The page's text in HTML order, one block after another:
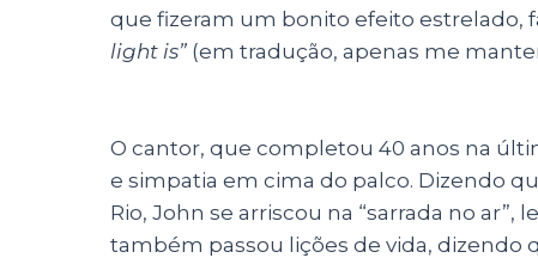
que fizeram um bonito efeito estrelado,
light is” (em tradução, apenas me
O cantor, que completou 40 anos na
e simpatia em cima do palco. Dizendo
Rio, John se arriscou na “sarrada no
também passou lições de vida, dizendo